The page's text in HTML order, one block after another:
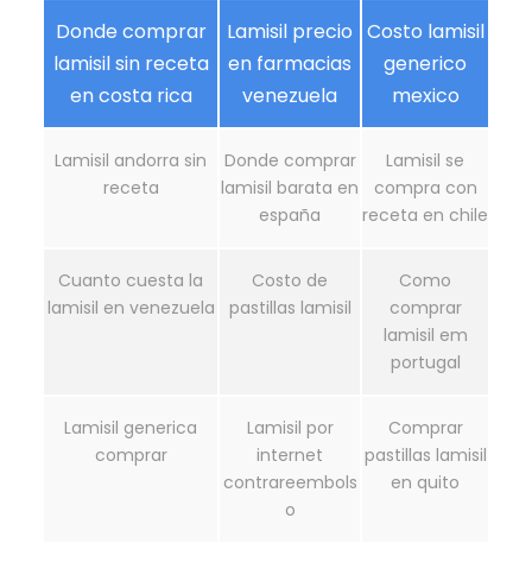
Donde comprar
lamisil sin receta
en costa rica
Lamisil precio
en farmacias
venezuela
Costo lamisil
generico
mexico
Lamisil andorra sin
receta
Donde comprar
lamisil barata en
españa
Lamisil se
compra con
receta en chile
Cuanto cuesta la
lamisil en venezuela
Costo de
pastillas lamisil
Como
comprar
lamisil em
portugal
Lamisil generica
comprar
Lamisil por
internet
contrareembols
o
Comprar
pastillas lamisil
en quito